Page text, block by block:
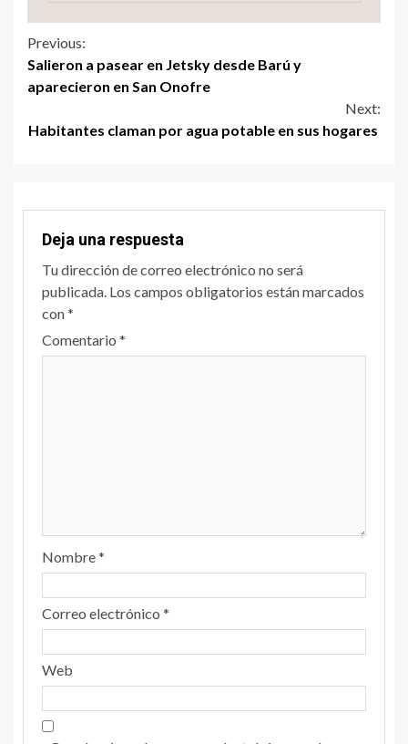
Previous:
Salieron a pasear en Jetsky desde Barú y
aparecieron en San Onofre
Next:
Habitantes claman por agua potable en sus hogares
Deja una respuesta
Tu dirección de correo electrónico no será
publicada. Los campos obligatorios están marcados
con*
Comentario *
Nombre*
Correo electrónico *
Web